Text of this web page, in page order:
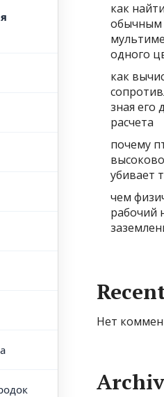
как
обычным
одного
как
зная его
расчета
почему
убивает
чем
рабочий
Нет